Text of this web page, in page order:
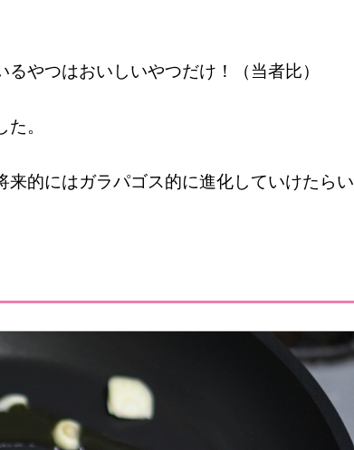
やつはおいしいやつだけ！（当者比）
。
的にはガラパゴス的に進化していけたらい